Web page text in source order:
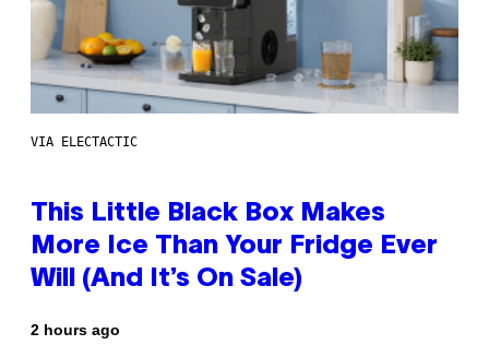
VIA ELECTACTIC
This Little Black Box Makes
More Ice Than Your Fridge Ever
Will (And It’s On Sale)
2 hours ago